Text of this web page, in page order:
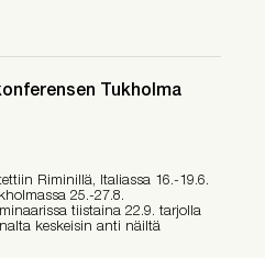
Tukholma
Riminillä, Italiassa 16.-19.6.
25.-27.8.
tiistaina 22.9. tarjolla
keskeisin anti näiltä